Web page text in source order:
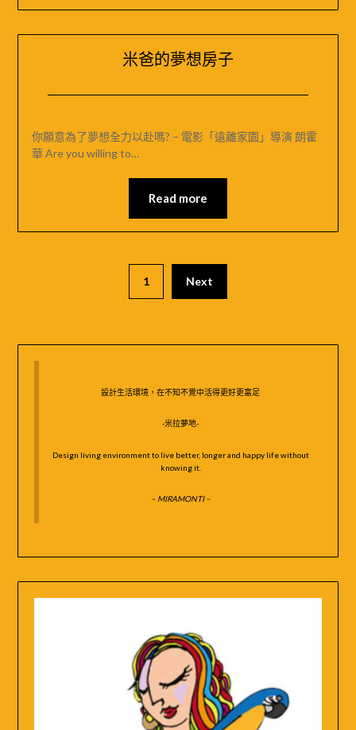
地
米爸的夢想房子
2024-
26
媽
MIRAMONTI
米
拉
你願意為了夢想全力以赴嗎? – 電影「遠離家園」導演 朗霍
華 Are you willing to…
Read more
1 Next
設計生活環境，在不知不覺中活得更好更富足
-米拉夢地-
Design living environment to live better, longer and happy life without
knowing it.
– MIRAMONTI –